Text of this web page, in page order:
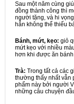
Sau một năm cùng
đồng thành công thì
người tặng, và hi
hẳn không thể thiếu
Bánh, mứt, kẹo: giỏ
mứt kẹo với nhiều
hơn khi được ăn
Trà: Trong tất cả các
thường thấy nhất vẫn
phẩm này bởi người
những câu chuyện